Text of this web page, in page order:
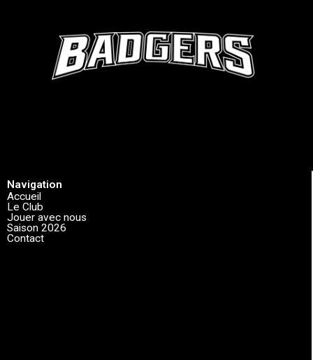
Navigation
Accueil
Le Club
Jouer avec nous
Saison 2026
Contact